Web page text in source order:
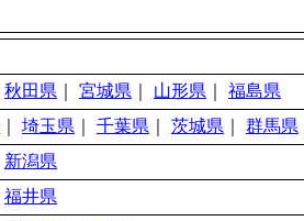
秋田県 宮城県 山形県
福島県
埼玉県 千葉県 茨城県 群馬県
新潟県
福井県